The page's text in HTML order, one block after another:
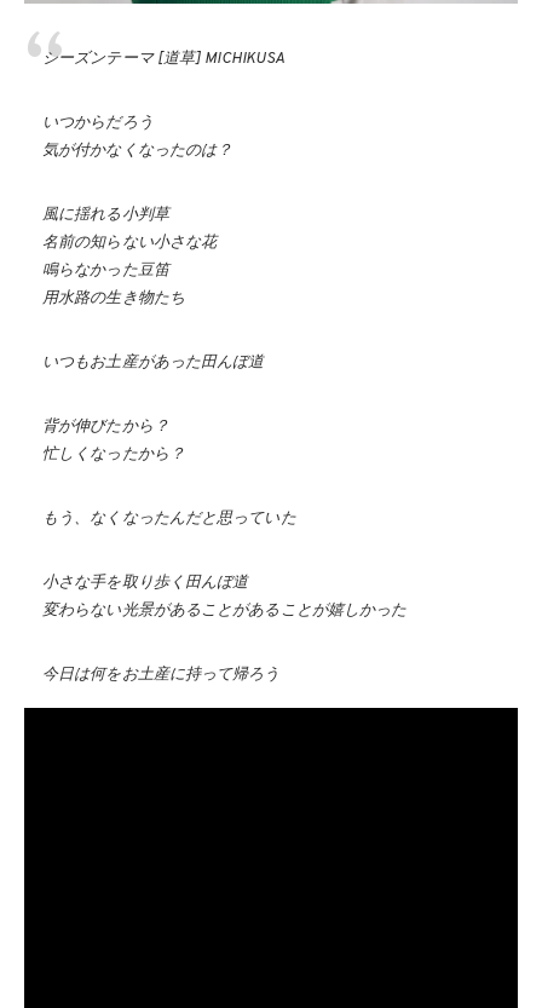
シーズンテーマ [道草] MICHIKUSA
いつからだろう
気が付かなくなったのは？
風に揺れる小判草
名前の知らない小さな花
鳴らなかった豆笛
用水路の生き物たち
いつもお土産があった田んぼ道
背が伸びたから？
忙しくなったから？
もう、なくなったんだと思っていた
小さな手を取り歩く田んぼ道
変わらない光景があることがあることが嬉しかった
今日は何をお土産に持って帰ろう